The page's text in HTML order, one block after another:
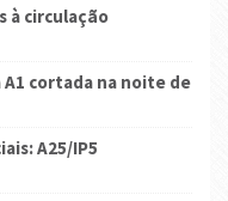
à circulação
cortada na noite de
A25/IP5